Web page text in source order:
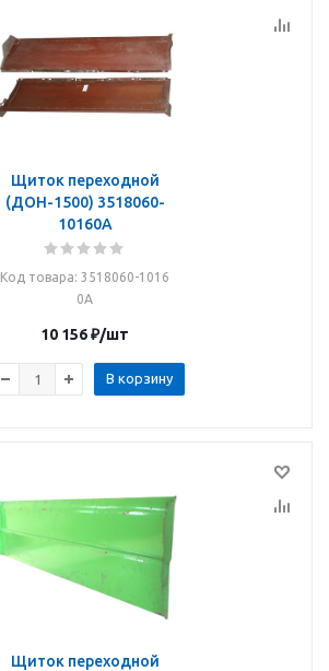
Щиток переходной
(ДОН-1500) 3518060-
10160А
Код товара: 3518060-1016
0А
10 156₽/шт
В корзину
Щиток переходной